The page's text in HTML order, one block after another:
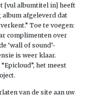
[vul albumtitel in] heeft
album afgeleverd dat
Toe te voegen:
complimenten over
‘wall of sound’-
is weer klaar.
het meest
van de site aan uw